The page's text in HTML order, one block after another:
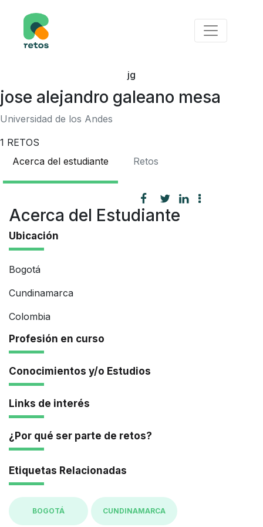
jg
jose alejandro galeano mesa
Universidad de los Andes
1 RETOS
Acerca del estudiante
Retos
Acerca del Estudiante
Ubicación
Bogotá
Cundinamarca
Colombia
Profesión en curso
Conocimientos y/o Estudios
Links de interés
¿Por qué ser parte de retos?
Etiquetas Relacionadas
BOGOTÁ CUNDINAMARCA